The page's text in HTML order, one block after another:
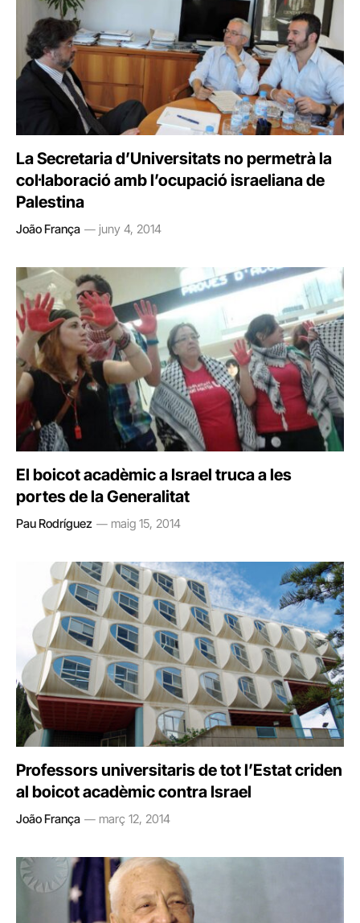
La Secretaria d’Universitats no permetrà la
col·laboració amb l’ocupació israeliana de
Palestina
João França juny 4, 2014
El boicot acadèmic a Israel truca a les
portes de la Generalitat
Pau Rodríguez maig 15, 2014
Professors universitaris de tot l’Estat criden
al boicot acadèmic contra Israel
João França març 12, 2014